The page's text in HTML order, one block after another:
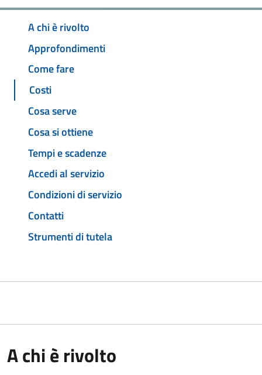
A chi è rivolto
Approfondimenti
Come fare
Costi
Cosa serve
Cosa si ottiene
Tempi e scadenze
Accedi al servizio
Condizioni di servizio
Contatti
Strumenti di tutela
A chi è rivolto